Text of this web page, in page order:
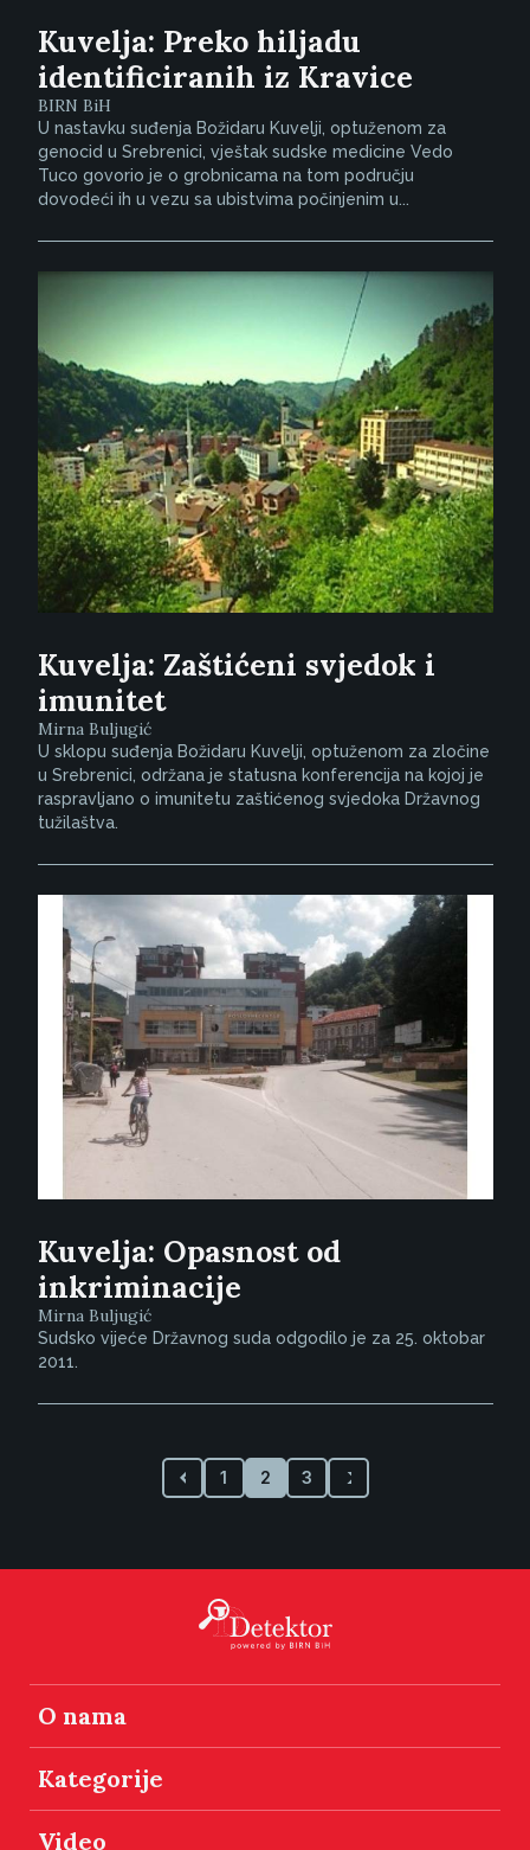
Kuvelja: Preko hiljadu
identificiranih iz Kravice
BIRN BiH
U nastavku suđenja Božidaru Kuvelji, optuženom za
genocid u Srebrenici, vještak sudske medicine Vedo
Tuco govorio je o grobnicama na tom području
dovodeći ih u vezu sa ubistvima počinjenim u...
Kuvelja: Zaštićeni svjedok i
imunitet
Mirna Buljugić
U sklopu suđenja Božidaru Kuvelji, optuženom za zločine
u Srebrenici, održana je statusna konferencija na kojoj je
raspravljano o imunitetu zaštićenog svjedoka Državnog
tužilaštva.
Kuvelja: Opasnost od
inkriminacije
Mirna Buljugić
Sudsko vijeće Državnog suda odgodilo je za 25. oktobar
2011.
1 2 3
O nama
Kategorije
Video